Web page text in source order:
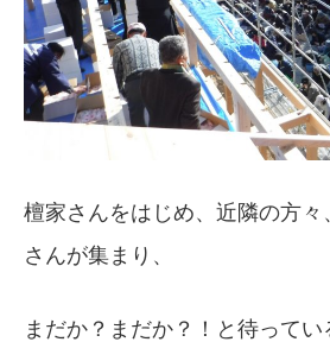
檀家さんをはじめ、近隣の方
さんが集まり、
まだか？まだか？！と待って